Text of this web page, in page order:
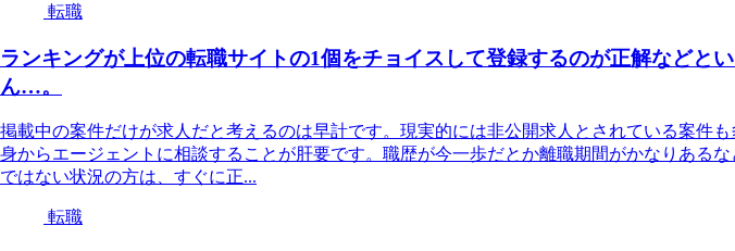
転職
ランキングが上位の転職サイトの1個をチョイスして登録するのが正解などと
ん…。
掲載中の案件だけが求人だと考えるのは早計です。現実的には非公開求人とされている案件
身からエージェントに相談することが肝要です。職歴が今一歩だとか離職期間がかなりあるな
ではない状況の方は、すぐに正...
転職